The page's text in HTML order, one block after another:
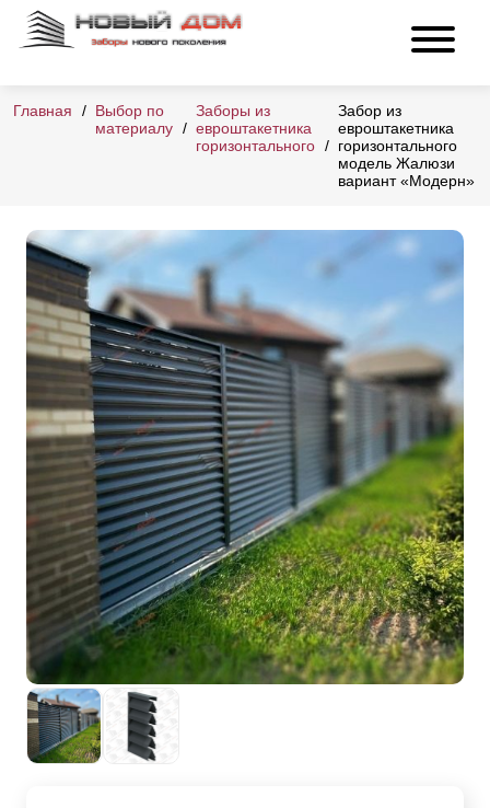
Главная
Выбор по
материалу
Заборы из
евроштакетника
горизонтального
Забор из
евроштакетника
горизонтального
модель Жалюзи
вариант «Модерн»